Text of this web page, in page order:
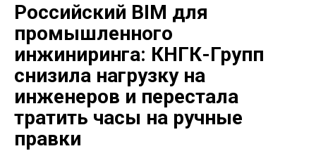
Российский BIM для
промышленного
инжиниринга: КНГК-Групп
снизила нагрузку на
инженеров и перестала
тратить часы на ручные
правки